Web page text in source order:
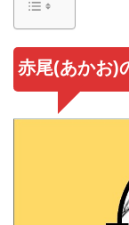
赤尾(あかお)